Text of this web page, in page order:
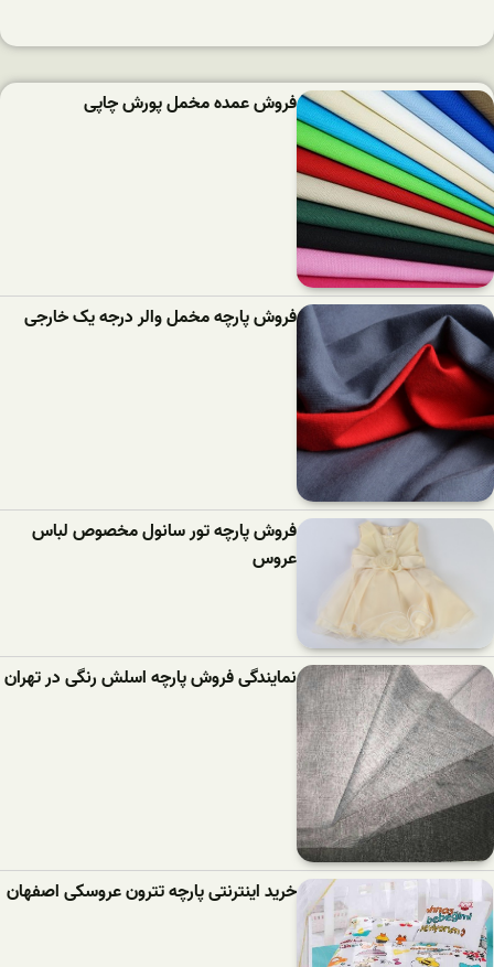
فروش عمده مخمل پورش چاپی
فروش پارچه مخمل والر درجه یک خارجی
فروش پارچه تور سانول مخصوص لباس
عروس
نمایندگی فروش پارچه اسلش رنگی در تهران
خرید اینترنتی پارچه تترون عروسکی اصفهان